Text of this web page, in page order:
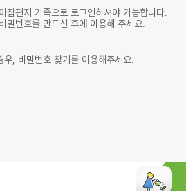
침편지 가족으로 로그인하셔야 가능합니다.
밀번호를 만드신 후에 이용해 주세요.
우, 비밀번호 찾기를 이용해주세요.